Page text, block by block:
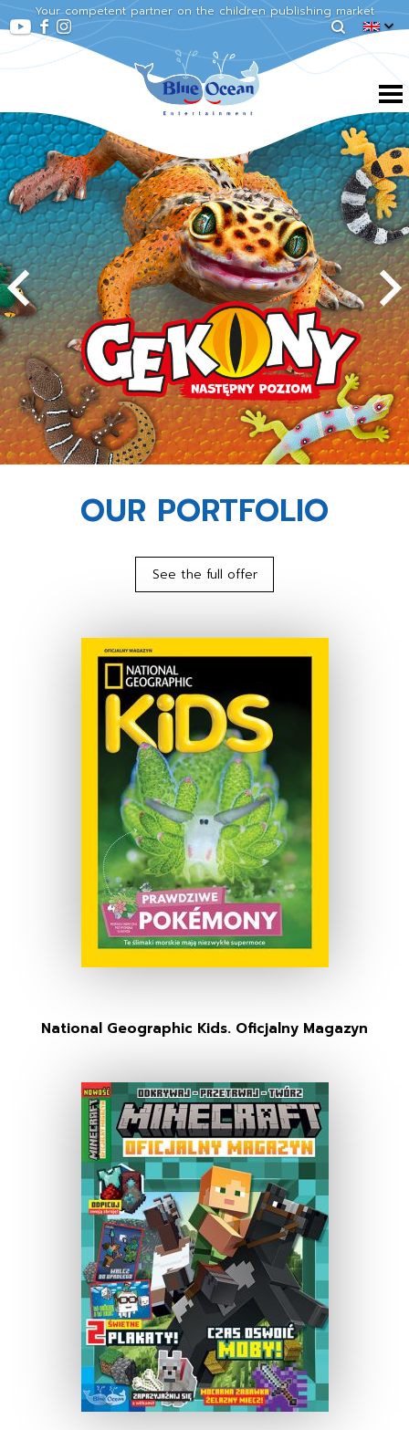
Your competent partner on the children publishing market
OUR PORTFOLIO
See the full offer
National Geographic Kids. Oficjalny Magazyn